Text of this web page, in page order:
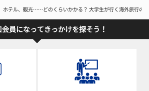
ホテル、観光……どのくらいかかる？ 大学生が行く海外旅行の
員になってきっかけを探そう！